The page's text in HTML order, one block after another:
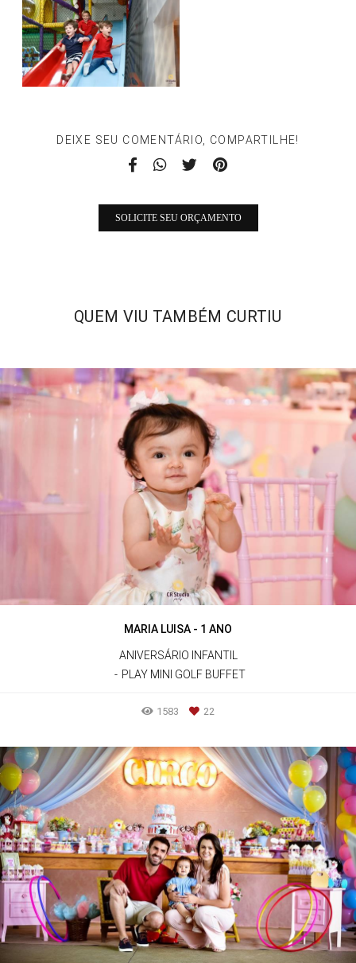
DEIXE SEU COMENTÁRIO, COMPARTILHE!
SOLICITE SEU ORÇAMENTO
QUEM VIU TAMBÉM CURTIU
MARIA LUISA - 1 ANO
ANIVERSÁRIO INFANTIL
PLAY MINI GOLF BUFFET
1583 22